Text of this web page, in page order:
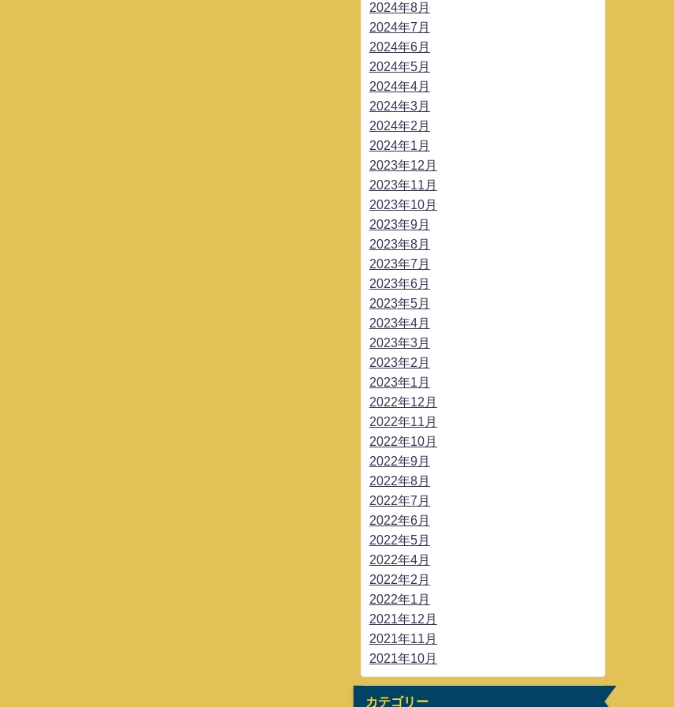
2024年8月
2024年7月
2024年6月
2024年5月
2024年4月
2024年3月
2024年2月
2024年1月
2023年12月
2023年11月
2023年10月
2023年9月
2023年8月
2023年7月
2023年6月
2023年5月
2023年4月
2023年3月
2023年2月
2023年1月
2022年12月
2022年11月
2022年10月
2022年9月
2022年8月
2022年7月
2022年6月
2022年5月
2022年4月
2022年2月
2022年1月
2021年12月
2021年11月
2021年10月
カテゴリー